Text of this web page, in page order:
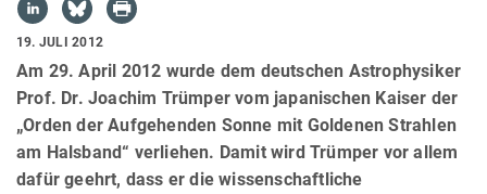
19. JULI 2012
Am 29. April 2012 wurde dem deutschen Astrophysiker
Prof. Dr. Joachim Trümper vom japanischen Kaiser der
„Orden der Aufgehenden Sonne mit Goldenen Strahlen
am Halsband“ verliehen. Damit wird Trümper vor allem
dafür geehrt, dass er die wissenschaftliche